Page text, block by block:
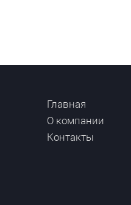
Главная
О компании
Контакты